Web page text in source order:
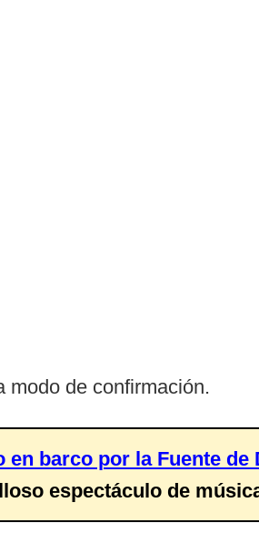
modo de confirmación.
en barco por la Fuente de
espectáculo de